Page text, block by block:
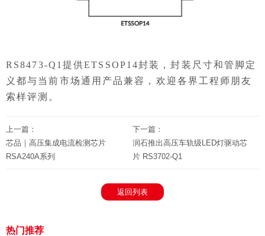
RS8473-Q1提供ETSSOP14封装，封装尺寸和管脚定
义都与当前市场通用产品兼容，欢迎各界工程师朋友
索样评测。
上一篇：
芯品｜高压集成电流检测芯片
RSA240A系列
下一篇：
润石推出高压车轨级LED灯驱动芯
片 RS3702-Q1
返回列表
热门推荐